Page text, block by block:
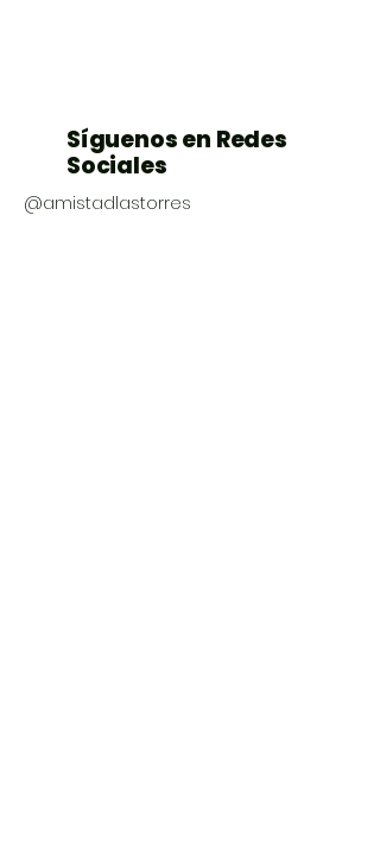
Síguenos en Redes
Sociales
@amistadlastorres